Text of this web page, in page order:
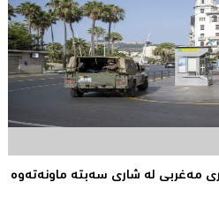
مه‌غربی له‌ شاری سه‌بته‌ ماونه‌ته‌وه‌